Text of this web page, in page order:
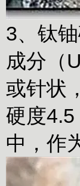
3、钛
成分（
或针状
硬度
中，作